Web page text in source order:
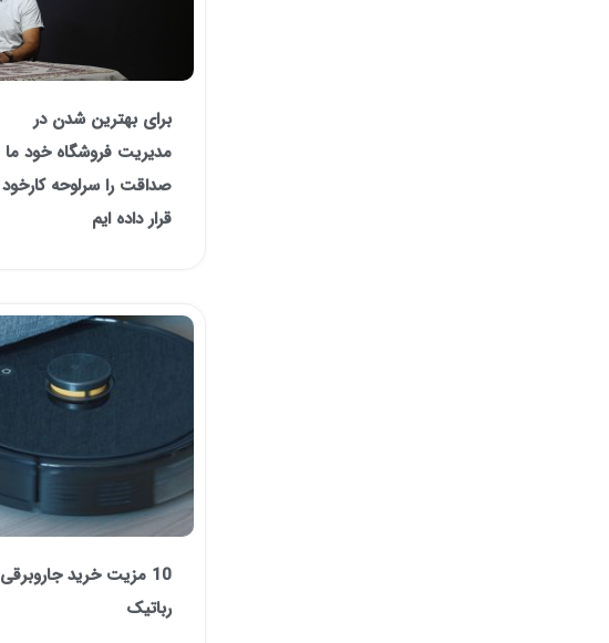
برای بهترین شدن در
مدیریت فروشگاه خود ما
صداقت را سرلوحه کارخود
قرار داده ایم
10 مزیت خرید جاروبرقی
رباتیک